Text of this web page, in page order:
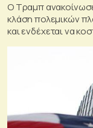
Ο Τραμπ
κλάση πολεμικών
και ενδέχεται να